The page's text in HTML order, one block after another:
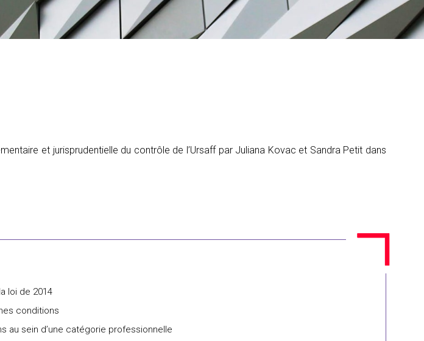
et jurisprudentielle du contrôle de l’Ursaff par Juliana Kovac et Sandra Petit dans
loi de 2014
conditions
au sein d’une catégorie professionnelle